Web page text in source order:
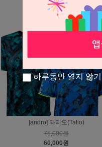
[andro] 타티오(Tatio)
75,000원
60,000원
하루동안 열지 않기